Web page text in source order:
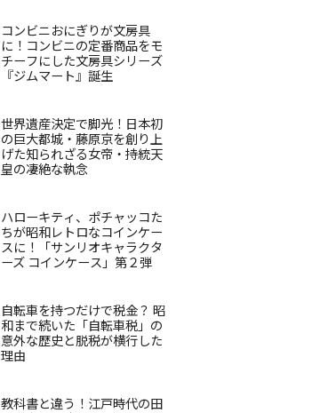
コンビニおにぎりが文房具
に！コンビニの定番商品をモ
チーフにした文房具シリーズ
『ジムマート』誕生
世界遺産決定で脚光！日本初
の巨大都城・藤原京を創り上
げた知られざる女帝・持統天
皇の凄絶な執念
ハローキティ、ポチャッコた
ちが昭和レトロなコインケー
スに！「サンリオキャラクタ
ーズ コインケース」第２弾
自転車を持つだけで税金？ 昭
和まで続いた「自転車税」の
意外な歴史と脱税が横行した
理由
教科書と違う！江戸時代の田